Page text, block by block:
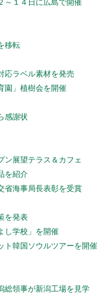
～１４日に広島で開催
移転
応ラベル素材を発売
園」植樹会を開催
感謝状
ン展望テラス＆カフェ
を紹介
省海事局長表彰を受賞
を発表
し学校」を開催
ト韓国ソウルツアーを開催
総領事が新潟工場を見学